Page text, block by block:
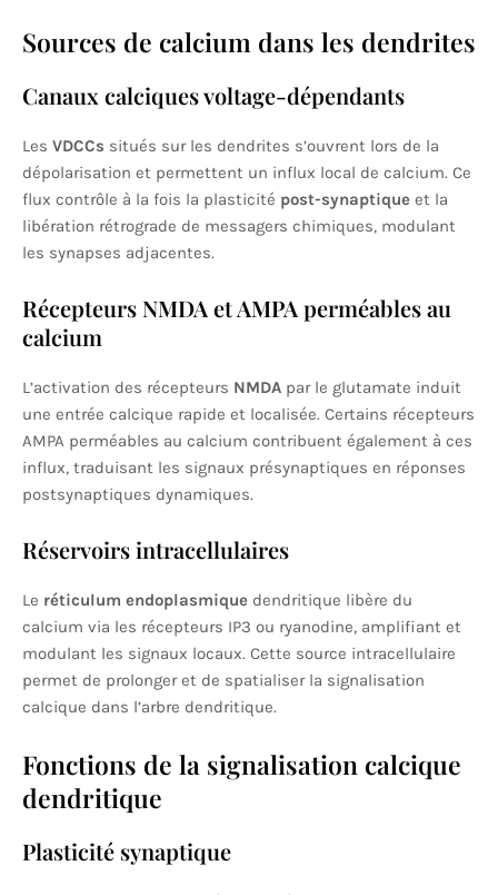
Sources de calcium dans les dendrites
Canaux calciques voltage-dépendants
Les VDCCs situés sur les dendrites s’ouvrent lors de la
dépolarisation et permettent un influx local de calcium. Ce
flux contrôle à la fois la plasticité post-synaptique et la
libération rétrograde de messagers chimiques, modulant
les synapses adjacentes.
Récepteurs NMDA et AMPA perméables au
calcium
L’activation des récepteurs NMDA par le glutamate induit
une entrée calcique rapide et localisée. Certains récepteurs
AMPA perméables au calcium contribuent également à ces
influx, traduisant les signaux présynaptiques en réponses
postsynaptiques dynamiques.
Réservoirs intracellulaires
Le réticulum endoplasmique dendritique libère du
calcium via les récepteurs IP3 ou ryanodine, amplifiant et
modulant les signaux locaux. Cette source intracellulaire
permet de prolonger et de spatialiser la signalisation
calcique dans l’arbre dendritique.
Fonctions de la signalisation calcique
dendritique
Plasticité synaptique